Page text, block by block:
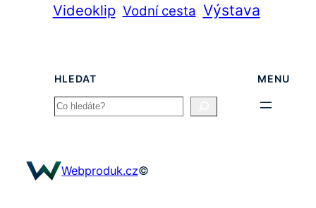
Videoklip Vodní cesta Výstava
HLEDAT
Search
MENU
Webproduk.cz©